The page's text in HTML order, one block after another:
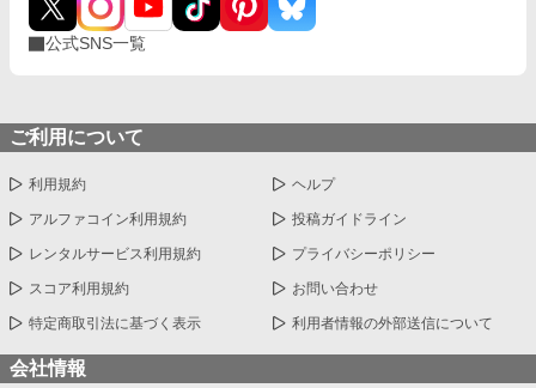
公式SNS一覧
ご利用について
利用規約 ヘルプ
アルファコイン利用規約 投稿ガイドライン
レンタルサービス利用規約 プライバシーポリシー
スコア利用規約 お問い合わせ
特定商取引法に基づく表示 利用者情報の外部送信について
会社情報